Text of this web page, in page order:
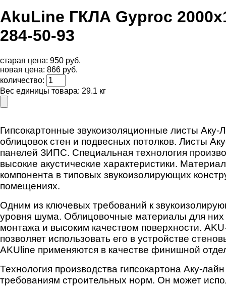
AkuLine ГКЛА Gyproc
284-50-93
cтарая цена: 950 руб.
новая цена: 866 руб.
количество:
Вес единицы товара: 29.1 кг
Гипсокартонные звукоизоляционные листы Аку-
облицовок стен и подвесных потолков. Листы
панелей ЗИПС. Специальная технология
высокие акустические характеристики.
компонента в типовых звукоизолирующих
помещениях.
Одним из ключевых требований к
уровня шума. Облицовочные материалы для
монтажа и высоким качеством поверхности.
позволяет использовать его в устройстве
AKUline применяются в качестве финишной
Технология производства гипсокартона Аку-
требованиям строительных норм. Он может